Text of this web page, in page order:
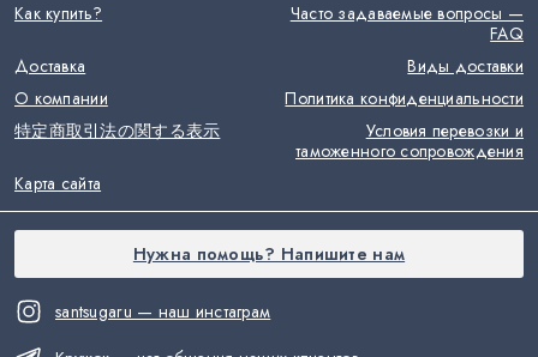
santsugaru — наш инстаграм
Как купить?
Часто задаваемые вопросы —
FAQ
Доставка
Виды доставки
О компании
Политика конфиденциальности
特定商取引法の関する表示
Условия перевозки и
таможенного сопровождения
Карта сайта
Нужна помощь? Напишите нам